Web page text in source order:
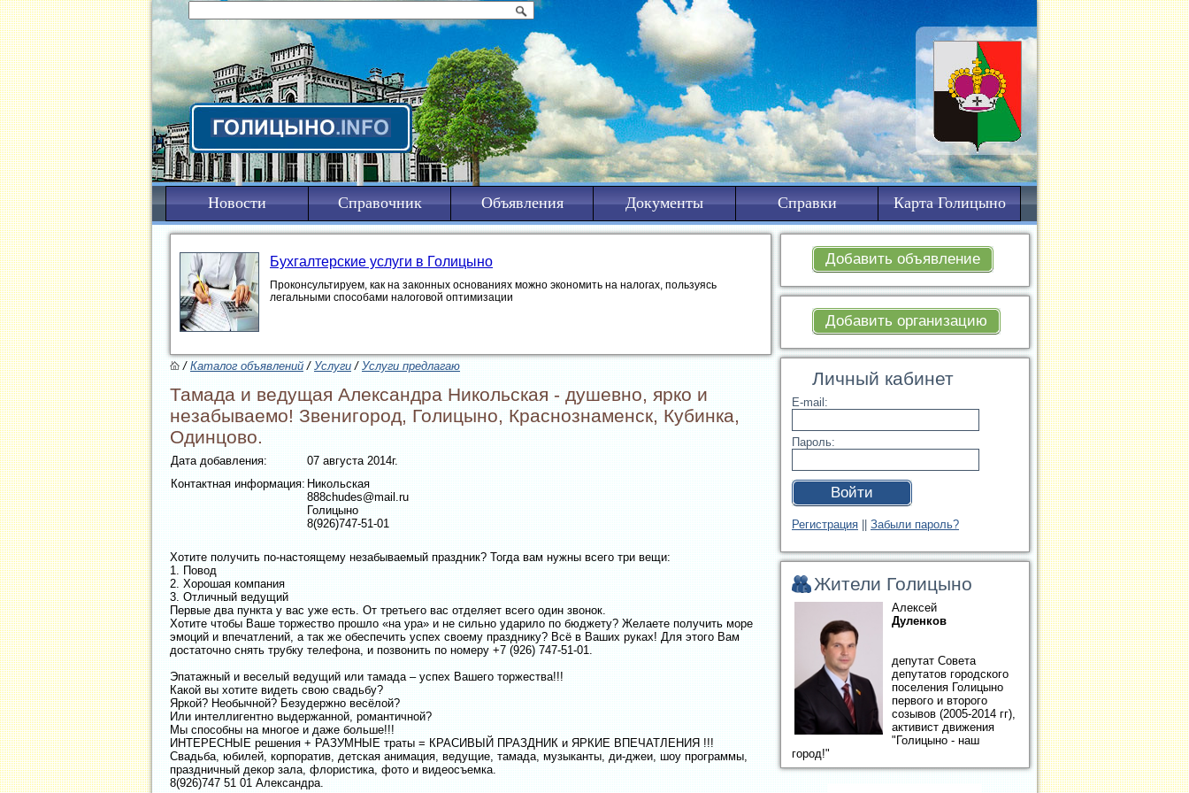
Новости Справочник Объявления Документы Справки Карта Голицыно
Добавить объявление
Добавить организацию
Личный кабинет
E-mail:
Пароль:
Войти
Регистрация Забыли пароль?
Жители Голицыно
Алексей
Дуленков
депутат Совета
депутатов городского
поселения Голицыно
первого и второго
созывов (2005-2014 гг),
активист движения
"Голицыно - наш
город!"
Бухгалтерские услуги в Голицыно
Проконсультируем, как на законных основаниях можно экономить на налогах, пользуясь
легальными способами налоговой оптимизации
/Каталог объявлений/Услуги /Услуги предлагаю
Тамада и ведущая Александра Никольская - душевно, ярко и
незабываемо! Звенигород, Голицыно, Краснознаменск, Кубинка,
Одинцово.
Дата добавления:
07 августа 2014г.
Контактная информация: Никольская
888chudes@mail.ru
Голицыно
8(926)747-51-01
Хотите получить по-настоящему незабываемый праздник? Тогда вам нужны всего три вещи:
1. Повод
2. Хорошая компания
3. Отличный ведущий
Первые два пункта у вас уже есть. От третьего вас отделяет всего один звонок.
Хотите чтобы Ваше торжество прошло «на ура» и не сильно ударило по бюджету? Желаете получить море
эмоций и впечатлений, а так же обеспечить успех своему празднику? Всё в Ваших руках! Для этого Вам
достаточно снять трубку телефона, и позвонить по номеру +7 (926) 747-51-01.
Эпатажный и веселый ведущий или тамада – успех Вашего торжества!!!
Какой вы хотите видеть свою свадьбу?
Яркой? Необычной? Безудержно весёлой?
Или интеллигентно выдержанной, романтичной?
Мы способны на многое и даже больше!!!
ИНТЕРЕСНЫЕ решения + РАЗУМНЫЕ траты = КРАСИВЫЙ ПРАЗДНИК и ЯРКИЕ ВПЕЧАТЛЕНИЯ !!!
Свадьба, юбилей, корпоратив, детская анимация, ведущие, тамада, музыканты, ди-джеи, шоу программы,
праздничный декор зала, флористика, фото и видеосъемка.
8(926)747 51 01 Александра.